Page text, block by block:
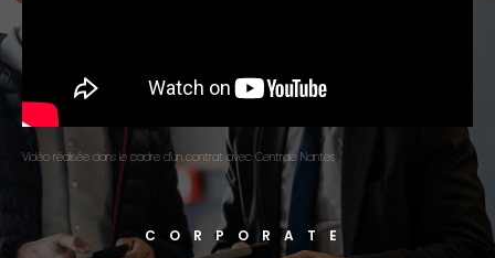
Vidéo réalisée dans le cadre d’un contrat avec Centrale Nantes
CORPORATE